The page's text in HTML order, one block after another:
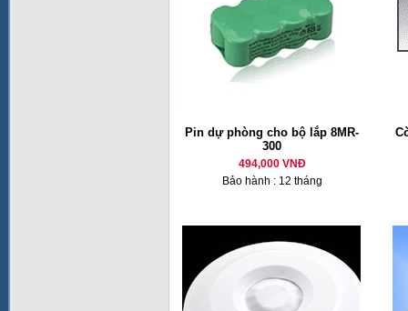
Pin dự phòng cho bộ lắp 8MR-
300
494,000 VNĐ
Bảo hành : 12 tháng